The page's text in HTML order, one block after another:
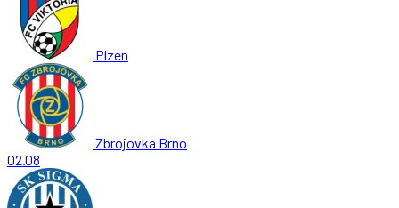
Plzen
Zbrojovka Brno
02.08